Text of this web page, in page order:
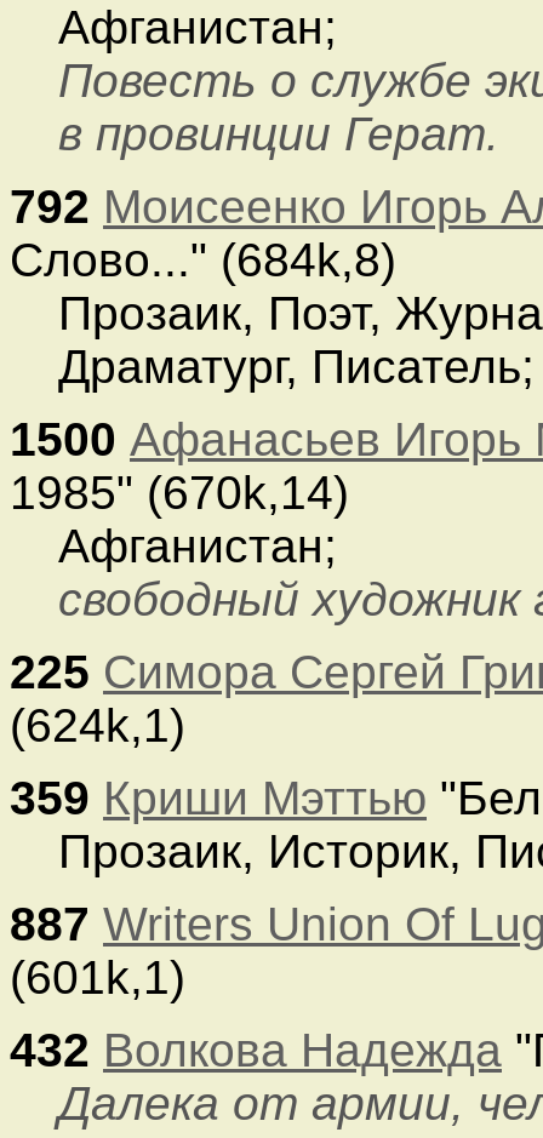
Афганистан;
Повесть о службе
в провинции Герат.
792 Моисеенко Игорь
Слово..." (684k,8)
Прозаик, Поэт,
Драматург,
1500 Афанасьев Игорь
1985" (670k,14)
Афганистан;
свободный художник
225 Симора Сергей
(624k,1)
359 Криши Мэттью
Прозаик, Историк,
887 Writers Union Of
(601k,1)
432 Волкова Надежда
Далека от армии,